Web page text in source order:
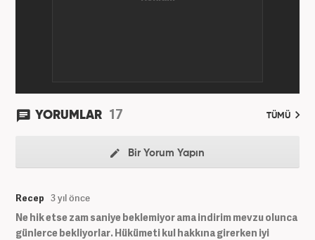
YORUMLAR 17 TÜMÜ
Bir Yorum Yapın
Recep 3 yıl önce
Ne hik etse zam saniye beklemiyor ama indirim mevzu olunca
günlerce bekliyorlar. Hükümeti kul hakkına girerken iyi